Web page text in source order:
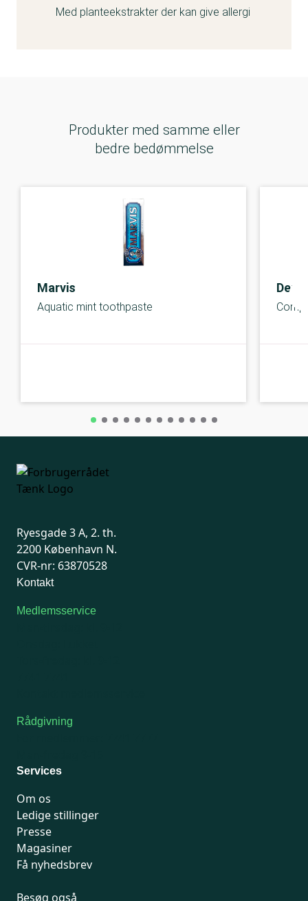
Med planteekstrakter der kan give allergi
Produkter med samme eller
bedre bedømmelse
Marvis
Aquatic mint toothpaste
Ryesgade 3 A, 2. th.
2200 København N.
CVR-nr: 63870528
Kontakt
Medlemsservice
Rådgivning
Services
Om os
Ledige stillinger
Presse
Magasiner
Få nyhedsbrev
Besøg også